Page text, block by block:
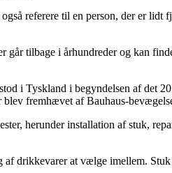
referere til en person, der er
tilbage i århundreder og kan
i Tyskland i begyndelsen af det
blev fremhævet af Bauhaus-
herunder installation af stuk,
drikkevarer at vælge imellem.